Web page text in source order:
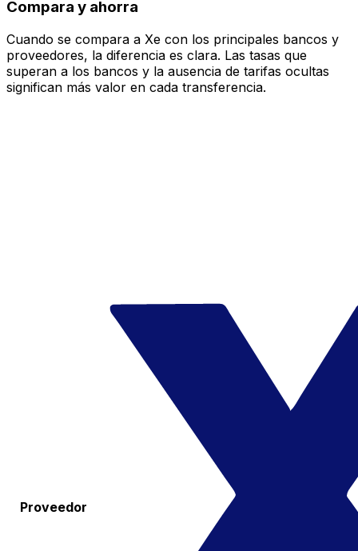
Compara y ahorra
Cuando se compara a Xe con los principales bancos y
proveedores, la diferencia es clara. Las tasas que
superan a los bancos y la ausencia de tarifas ocultas
significan más valor en cada transferencia.
Proveedor